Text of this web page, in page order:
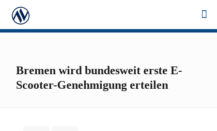
Bremen wird bundesweit erste E-
Scooter-Genehmigung erteilen